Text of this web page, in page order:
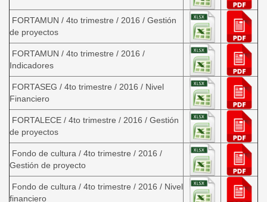
FORTAMUN / 4to trimestre / 2016 / Gestión
de proyectos
FORTAMUN / 4to trimestre / 2016 /
Indicadores
FORTASEG / 4to trimestre / 2016 / Nivel
Financiero
FORTALECE / 4to trimestre / 2016 / Gestión
de proyectos
Fondo de cultura / 4to trimestre / 2016 /
Gestión de proyecto
Fondo de cultura / 4to trimestre / 2016 / Nivel
financiero